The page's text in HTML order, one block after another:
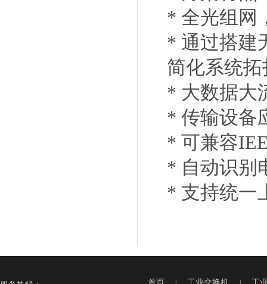
* 全光组网
* 通过搭建
简化系统
* 大数据大
* 传输设备
* 可兼容
* 自动识别
* 支持统一